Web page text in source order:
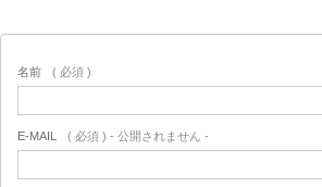
名前 ( 必須 )
E-MAIL ( 必須 ) - 公開されません -